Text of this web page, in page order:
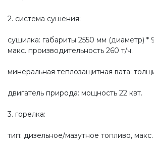
2. система сушения:
сушилка: габариты 2550 мм (диаметр) *
макс. производительность 260 т/ч.
минеральная теплозащитная вата:
двигатель природа: мощность 22 квт.
3. горелка:
тип: дизельное/мазутное топливо,